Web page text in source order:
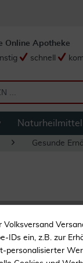
Online Apotheke
schnell
Gesunde
IDs ein, z.B. zur
personalisierter